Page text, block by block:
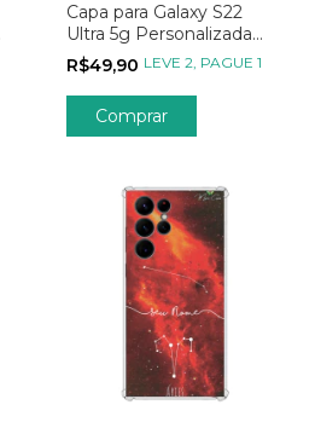
Capa para Galaxy S22
Ultra 5g Personalizada
Signos Constelação de
Capricórnio
R$49,90 LEVE 2, PAGUE 1